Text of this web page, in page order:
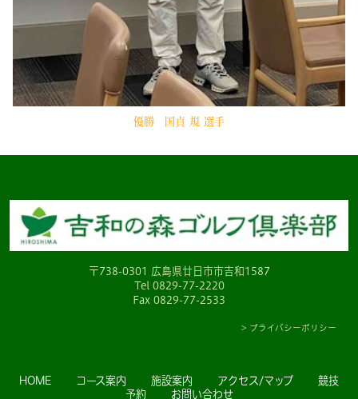
優勝 国貞 規 選手
〒738-0301 広島県廿日市市吉和1587
Tel 0829-77-2220
Fax 0829-77-2533
> プライバシーポリシー
HOME コース案内 施設案内 アクセス/マップ
競技
予約
お問い合わせ